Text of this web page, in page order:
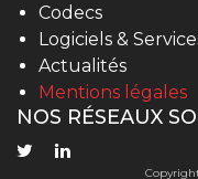
Codecs
Logiciels &
Actualités
Mentions légales
NOS RÉSEAUX